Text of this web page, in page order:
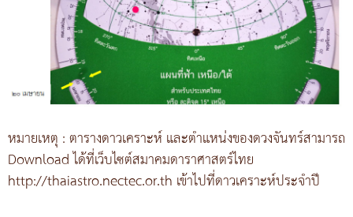
หมายเหตุ : ตารางดาวเคราะห์ และตำแหน่งของดวงจันทร์สามารถ
Download ได้ที่เว็บไซต์สมาคมดาราศาสตร์ไทย
http://thaiastro.nectec.or.th เข้าไปที่ดาวเคราะห์ประจำปี